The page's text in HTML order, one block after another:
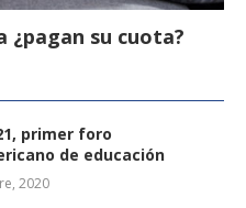
¿pagan su cuota?
primer foro
de educación
2020